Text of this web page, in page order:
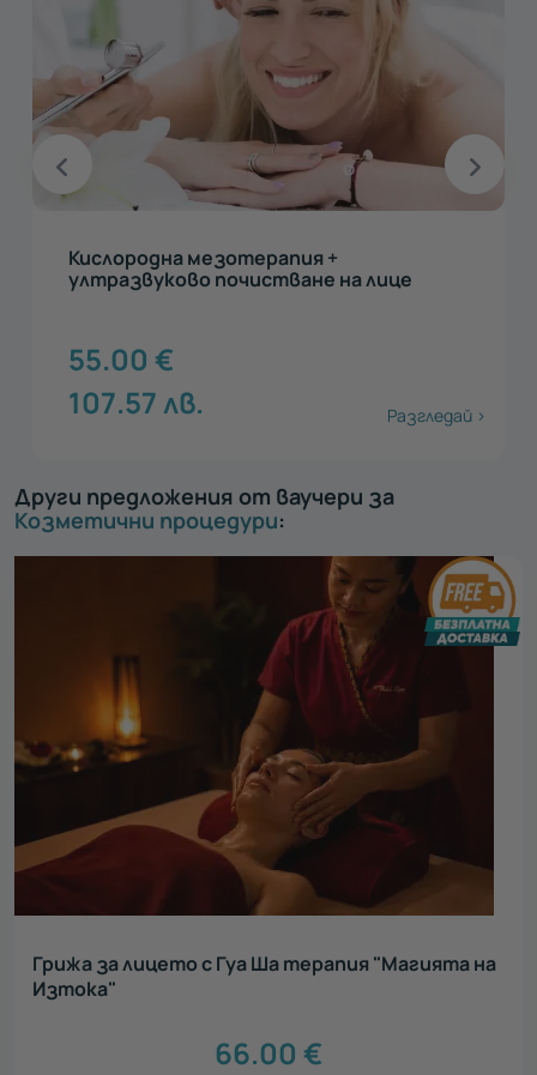
Кислородна мезотерапия +
ултразвуково почистване на лице
55.00 €
107.57лв. Разгледай >
Други предложения от ваучери за
Козметични процедури:
Грижа за лицето с Гуа Ша терапия "Магията на
Изтока"
66.00 €